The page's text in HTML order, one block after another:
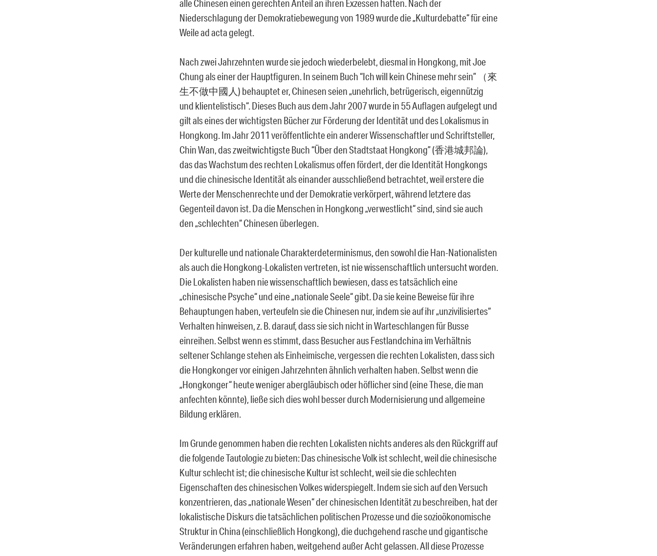
alle Chinesen einen gerechten Anteil an ihren Exzessen hatten. Nach der
Niederschlagung der Demokratiebewegung von 1989 wurde die „Kulturdebatte“ für eine
Weile ad acta gelegt.
Nach zwei Jahrzehnten wurde sie jedoch wiederbelebt, diesmal in Hongkong, mit Joe
Chung als einer der Hauptfiguren. In seinem Buch “Ich will kein Chinese mehr sein” （來
生不做中國人) behauptet er, Chinesen seien „unehrlich, betrügerisch, eigennützig
und klientelistisch“. Dieses Buch aus dem Jahr 2007 wurde in 55 Auflagen aufgelegt und
gilt als eines der wichtigsten Bücher zur Förderung der Identität und des Lokalismus in
Hongkong. Im Jahr 2011 veröffentlichte ein anderer Wissenschaftler und Schriftsteller,
Chin Wan, das zweitwichtigste Buch “Über den Stadtstaat Hongkong” (香港城邦論),
das das Wachstum des rechten Lokalismus offen fördert, der die Identität Hongkongs
und die chinesische Identität als einander ausschließend betrachtet, weil erstere die
Werte der Menschenrechte und der Demokratie verkörpert, während letztere das
Gegenteil davon ist. Da die Menschen in Hongkong „verwestlicht“ sind, sind sie auch
den „schlechten“ Chinesen überlegen.
Der kulturelle und nationale Charakterdeterminismus, den sowohl die Han-Nationalisten
als auch die Hongkong-Lokalisten vertreten, ist nie wissenschaftlich untersucht worden.
Die Lokalisten haben nie wissenschaftlich bewiesen, dass es tatsächlich eine
„chinesische Psyche“ und eine „nationale Seele“ gibt. Da sie keine Beweise für ihre
Behauptungen haben, verteufeln sie die Chinesen nur, indem sie auf ihr „unzivilisiertes“
Verhalten hinweisen, z. B. darauf, dass sie sich nicht in Warteschlangen für Busse
einreihen. Selbst wenn es stimmt, dass Besucher aus Festlandchina im Verhältnis
seltener Schlange stehen als Einheimische, vergessen die rechten Lokalisten, dass sich
die Hongkonger vor einigen Jahrzehnten ähnlich verhalten haben. Selbst wenn die
„Hongkonger“ heute weniger abergläubisch oder höflicher sind (eine These, die man
anfechten könnte), ließe sich dies wohl besser durch Modernisierung und allgemeine
Bildung erklären.
Im Grunde genommen haben die rechten Lokalisten nichts anderes als den Rückgriff auf
die folgende Tautologie zu bieten: Das chinesische Volk ist schlecht, weil die chinesische
Kultur schlecht ist; die chinesische Kultur ist schlecht, weil sie die schlechten
Eigenschaften des chinesischen Volkes widerspiegelt. Indem sie sich auf den Versuch
konzentrieren, das „nationale Wesen“ der chinesischen Identität zu beschreiben, hat der
lokalistische Diskurs die tatsächlichen politischen Prozesse und die sozioökonomische
Struktur in China (einschließlich Hongkong), die duchgehend rasche und gigantische
Veränderungen erfahren haben, weitgehend außer Acht gelassen. All diese Prozesse